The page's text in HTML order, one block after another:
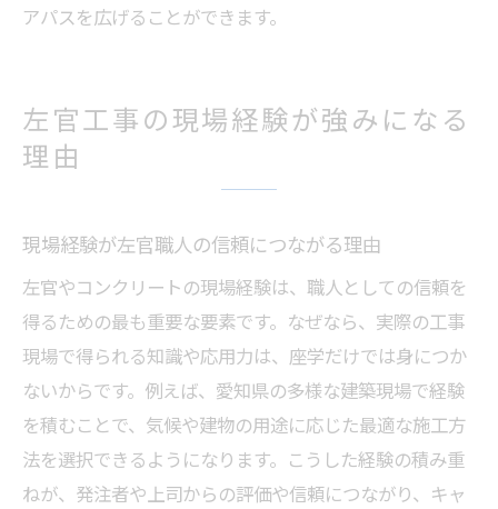
アパスを広げることができます。
左官工事の現場経験が強みになる
理由
現場経験が左官職人の信頼につながる理由
左官やコンクリートの現場経験は、職人としての信頼を
得るための最も重要な要素です。なぜなら、実際の工事
現場で得られる知識や応用力は、座学だけでは身につか
ないからです。例えば、愛知県の多様な建築現場で経験
を積むことで、気候や建物の用途に応じた最適な施工方
法を選択できるようになります。こうした経験の積み重
ねが、発注者や上司からの評価や信頼につながり、キャ